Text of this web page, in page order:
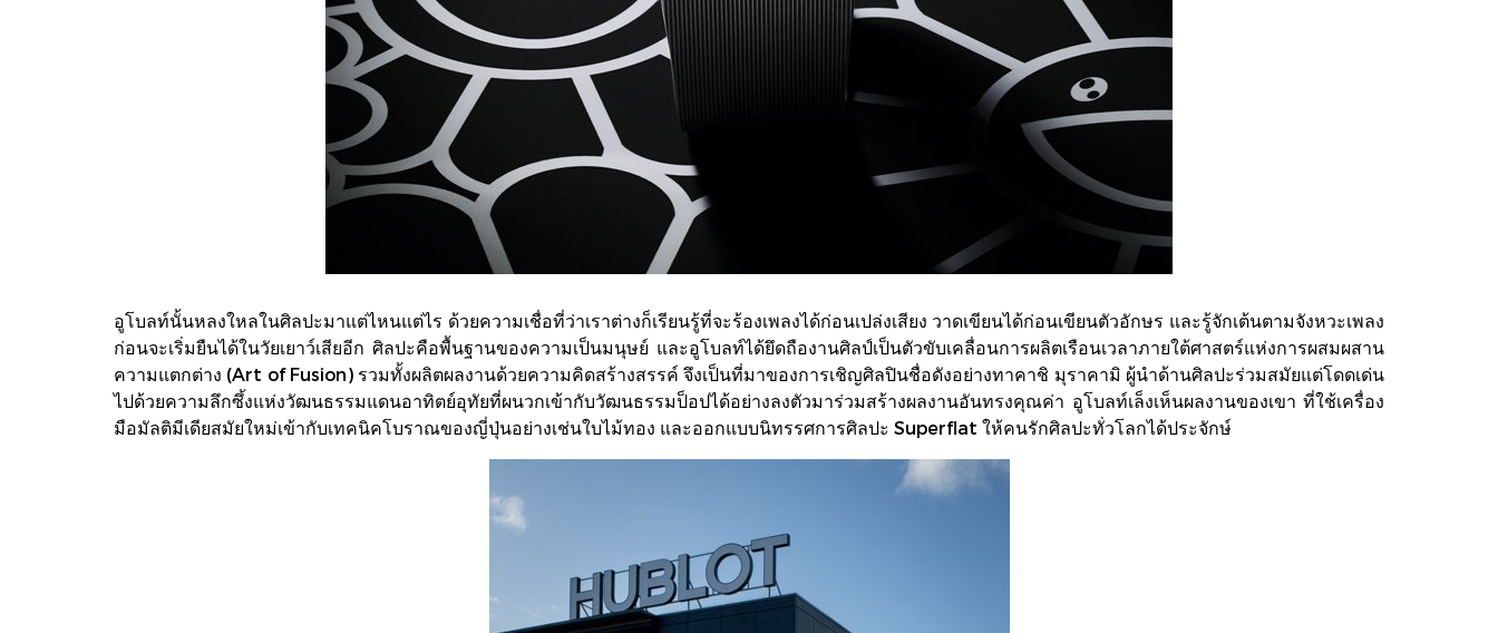
อูโบลท์นั้นหลงใหลในศิลปะมาแต่ไหนแต่ไร ด้วยความเชื่อที่ว่าเราต่างก็เรียนรู้ที่จะร้องเพลงได้ก่อนเปล่งเสียง วาดเขียนได้ก่อนเขียนตัวอักษร และรู้จักเต้นตามจังหวะเพลง
ก่อนจะเริ่มยืนได้ในวัยเยาว์เสียอีก ศิลปะคือพื้นฐานของความเป็นมนุษย์ และอูโบลท์ได้ยึดถืองานศิลป์เป็นตัวขับเคลื่อนการผลิตเรือนเวลาภายใต้ศาสตร์แห่งการผสมผสาน
ความแตกต่าง (Art of Fusion) รวมทั้งผลิตผลงานด้วยความคิดสร้างสรรค์ จึงเป็นที่มาของการเชิญศิลปินชื่อดังอย่างทาคาชิ มุราคามิ ผู้นำด้านศิลปะร่วมสมัยแต่โดดเด่น
ไปด้วยความลึกซึ้งแห่งวัฒนธรรมแดนอาทิตย์อุทัยที่ผนวกเข้ากับวัฒนธรรมป็อปได้อย่างลงตัวมาร่วมสร้างผลงานอันทรงคุณค่า อูโบลท์เล็งเห็นผลงานของเขา ที่ใช้เครื่อง
มือมัลติมีเดียสมัยใหม่เข้ากับเทคนิคโบราณของญี่ปุ่นอย่างเช่นใบไม้ทอง และออกแบบนิทรรศการศิลปะ Superflat ให้คนรักศิลปะทั่วโลกได้ประจักษ์